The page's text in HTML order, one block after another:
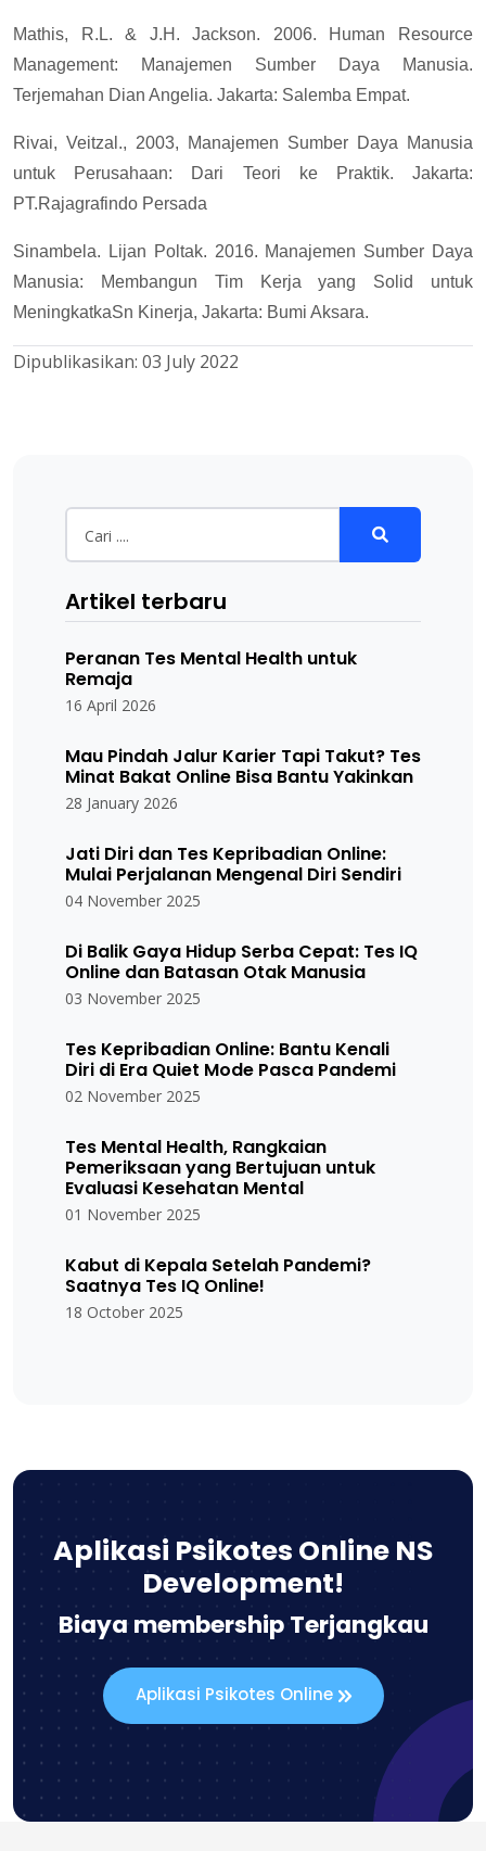
Mathis, R.L. & J.H. Jackson. 2006. Human Resource
Management: Manajemen Sumber Daya Manusia.
Terjemahan Dian Angelia. Jakarta: Salemba Empat.
Rivai, Veitzal., 2003, Manajemen Sumber Daya Manusia
untuk Perusahaan: Dari Teori ke Praktik. Jakarta:
PT.Rajagrafindo Persada
Sinambela. Lijan Poltak. 2016. Manajemen Sumber Daya
Manusia: Membangun Tim Kerja yang Solid untuk
MeningkatkaSn Kinerja, Jakarta: Bumi Aksara.
Dipublikasikan: 03 July 2022
Artikel terbaru
Peranan Tes Mental Health untuk
Remaja
16 April 2026
Mau Pindah Jalur Karier Tapi Takut? Tes
Minat Bakat Online Bisa Bantu Yakinkan
28 January 2026
Jati Diri dan Tes Kepribadian Online:
Mulai Perjalanan Mengenal Diri Sendiri
04 November 2025
Di Balik Gaya Hidup Serba Cepat: Tes IQ
Online dan Batasan Otak Manusia
03 November 2025
Tes Kepribadian Online: Bantu Kenali
Diri di Era Quiet Mode Pasca Pandemi
02 November 2025
Tes Mental Health, Rangkaian
Pemeriksaan yang Bertujuan untuk
Evaluasi Kesehatan Mental
01 November 2025
Kabut di Kepala Setelah Pandemi?
Saatnya Tes IQ Online!
18 October 2025
Aplikasi Psikotes Online NS
Development!
Biaya membership Terjangkau
Aplikasi Psikotes Online